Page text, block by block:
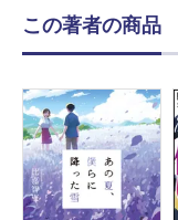
この著者の商品